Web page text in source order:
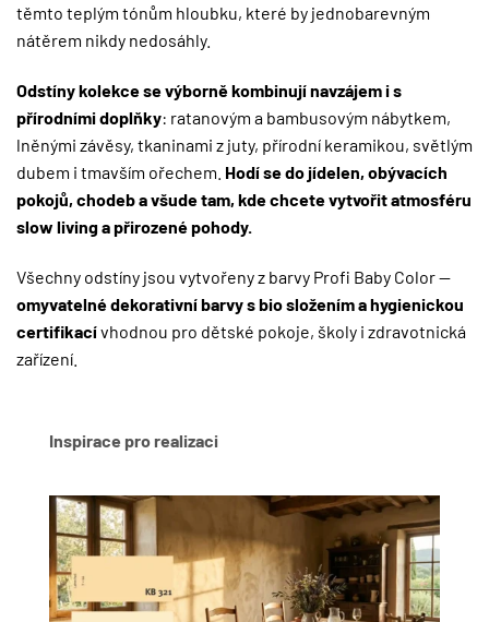
těmto teplým tónům hloubku, které by jednobarevným
nátěrem nikdy nedosáhly.
Odstíny kolekce se výborně kombinují navzájem i s
přírodními doplňky: ratanovým a bambusovým nábytkem,
lněnými závěsy, tkaninami z juty, přírodní keramikou, světlým
dubem i tmavším ořechem. Hodí se do jídelen, obývacích
pokojů, chodeb a všude tam, kde chcete vytvořit atmosféru
slow living a přirozené pohody.
Všechny odstíny jsou vytvořeny z barvy Profi Baby Color —
omyvatelné dekorativní barvy s bio složením a hygienickou
certifikacívhodnou pro dětské pokoje, školy i zdravotnická
zařízení.
Inspirace pro realizaci